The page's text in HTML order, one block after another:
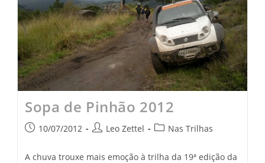
Sopa de Pinhão 2012
10/07/2012 Leo Zettel Nas Trilhas
A chuva trouxe mais emoção à trilha da 19ª edição da